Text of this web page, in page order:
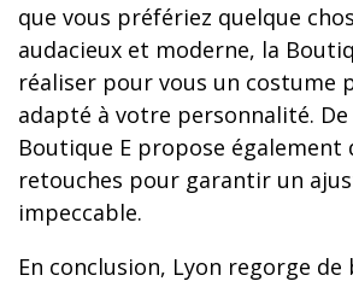
que vous préfériez quelque
audacieux et moderne, la
réaliser pour vous un costume
adapté à votre personnalité.
Boutique E propose également
retouches pour garantir un
impeccable.
En conclusion, Lyon regorge